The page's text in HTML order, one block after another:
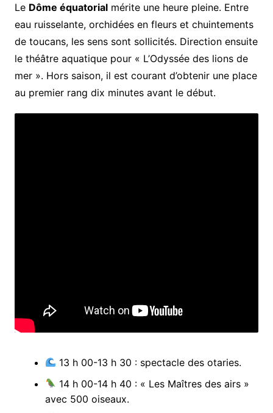
Le Dôme équatorialmérite une heure pleine. Entre
eau ruisselante, orchidées en fleurs et chuintements
de toucans, les sens sont sollicités. Direction ensuite
le théâtre aquatique pour « L’Odyssée des lions de
mer ». Hors saison, il est courant d’obtenir une place
au premier rang dix minutes avant le début.
13 h 00-13 h 30 : spectacle des otaries.
14 h 00-14 h 40 : « Les Maîtres des airs »
avec 500 oiseaux.